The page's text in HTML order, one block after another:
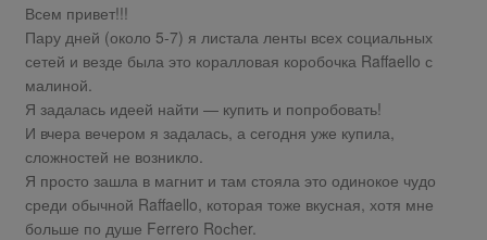
Всем привет!!!
Пару дней (около 5-7) я листала ленты всех социальных
сетей и везде была это коралловая коробочка Raffaello с
малиной.
Я задалась идеей найти — купить и попробовать!
И вчера вечером я задалась, а сегодня уже купила,
сложностей не возникло.
Я просто зашла в магнит и там стояла это одинокое чудо
среди обычной Raffaello, которая тоже вкусная, хотя мне
больше по душе Ferrero Roсher.